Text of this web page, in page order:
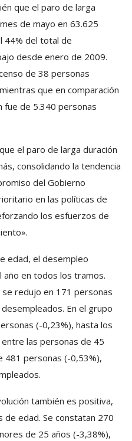
que el paro de larga
de mayo en 63.625
44% del total de
desde enero de 2009.
de 38 personas
que en comparación
fue de 5.340 personas
el paro de larga duración
consolidando la tendencia
del Gobierno
en las políticas de
los esfuerzos de
edad, el desempleo
año en todos los tramos.
redujo en 171 personas
En el grupo
(-0,23%), hasta los
las personas de 45
481 personas (-0,53%),
también es positiva,
de edad. Se constatan 270
de 25 años (-3,38%),